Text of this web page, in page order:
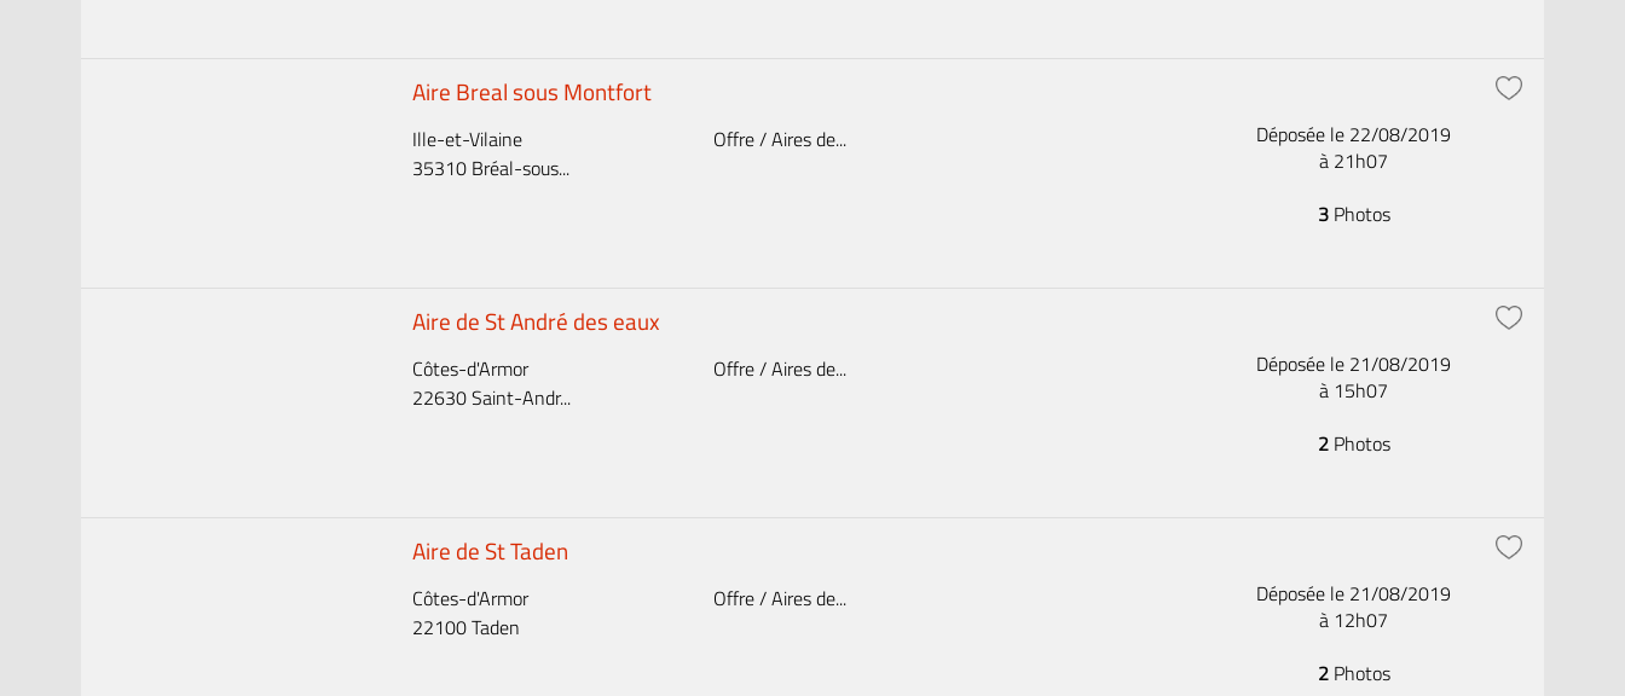
Aire Breal sous Montfort
Ille-et-Vilaine
35310 Bréal-sous...
Offre / Aires de...
Déposée le 22/08/2019
à 21h07
3Photos
Aire de St André des eaux
Côtes-d'Armor
22630 Saint-Andr...
Offre / Aires de...
Déposée le 21/08/2019
à 15h07
2Photos
Aire de St Taden
Côtes-d'Armor
22100 Taden
Offre / Aires de...
Déposée le 21/08/2019
à 12h07
2Photos